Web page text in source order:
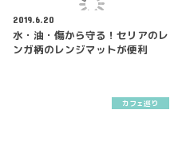
2019.6.20
水・油・傷から守る！セリアのレ
ンガ柄のレンジマットが便利
カフェ巡り